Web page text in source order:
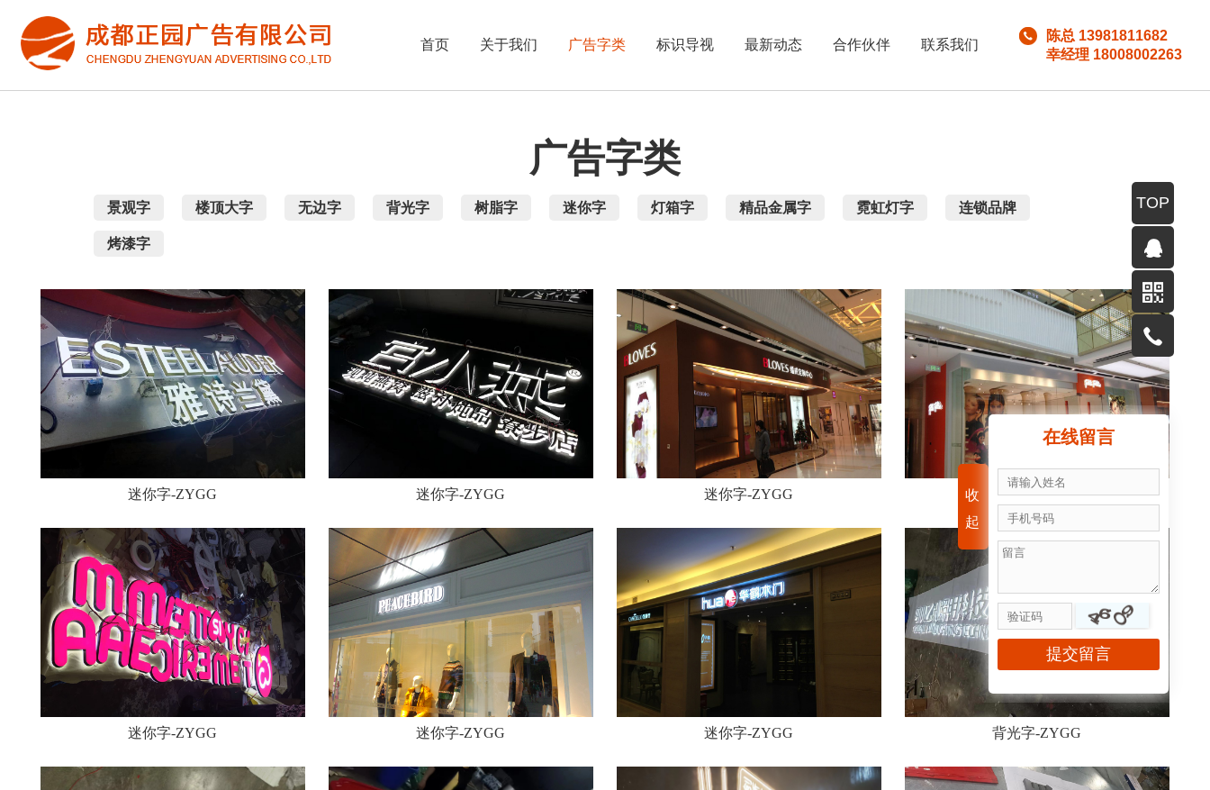
陈总 13981811682
幸经理 18008002263
首页 关于我们 广告字类 标识导视 最新动态 合作伙伴 联系我们
TOP
收
起
在线留言
广告字类
景观字 楼顶大字 无边字 背光字 树脂字 迷你字 灯箱字 精品金属字 霓虹灯字 连锁品牌
烤漆字
迷你字-ZYGG 迷你字-ZYGG 迷你字-ZYGG 迷你字-ZYGG
迷你字-ZYGG 迷你字-ZYGG 迷你字-ZYGG 背光字-ZYGG